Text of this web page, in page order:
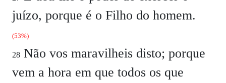
juízo, porque é o Filho do homem.
(53%)
28 Não vos maravilheis disto; porque
vem a hora em que todos os que